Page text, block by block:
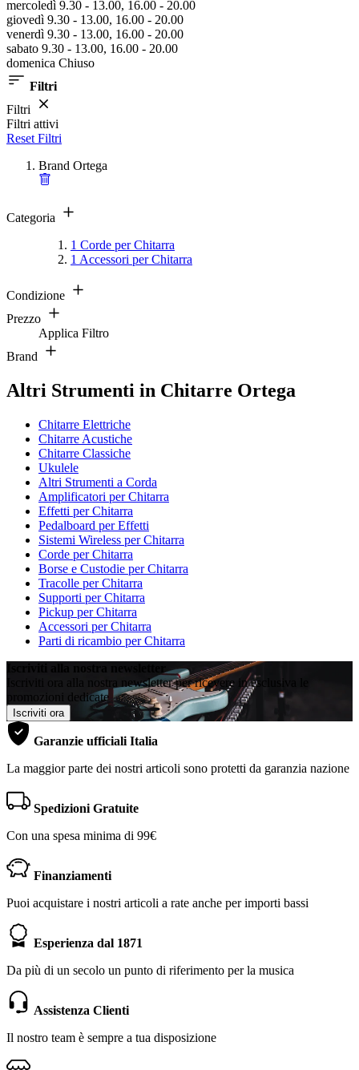
mercoledì 9.30 - 13.00, 16.00 - 20.00
giovedì 9.30 - 13.00, 16.00 - 20.00
venerdì 9.30 - 13.00, 16.00 - 20.00
sabato 9.30 - 13.00, 16.00 - 20.00
domenica Chiuso
Filtri
Filtri
Filtri attivi
Reset Filtri
Brand Ortega
Categoria
1 Corde per Chitarra
1 Accessori per Chitarra
Condizione
Prezzo
Applica Filtro
Brand
Altri Strumenti in Chitarre Ortega
Chitarre Elettriche
Chitarre Acustiche
Chitarre Classiche
Ukulele
Altri Strumenti a Corda
Amplificatori per Chitarra
Effetti per Chitarra
Pedalboard per Effetti
Sistemi Wireless per Chitarra
Corde per Chitarra
Borse e Custodie per Chitarra
Tracolle per Chitarra
Supporti per Chitarra
Pickup per Chitarra
Accessori per Chitarra
Parti di ricambio per Chitarra
Iscriviti alla nostra newsletter
Iscriviti ora alla nostra newsletter per ricevere in esclusiva le
promozioni dedicate
Iscriviti ora
Garanzie ufficiali Italia
La maggior parte dei nostri articoli sono protetti da garanzia nazione
Spedizioni Gratuite
Con una spesa minima di 99€
Finanziamenti
Puoi acquistare i nostri articoli a rate anche per importi bassi
Esperienza dal 1871
Da più di un secolo un punto di riferimento per la musica
Assistenza Clienti
Il nostro team è sempre a tua disposizione